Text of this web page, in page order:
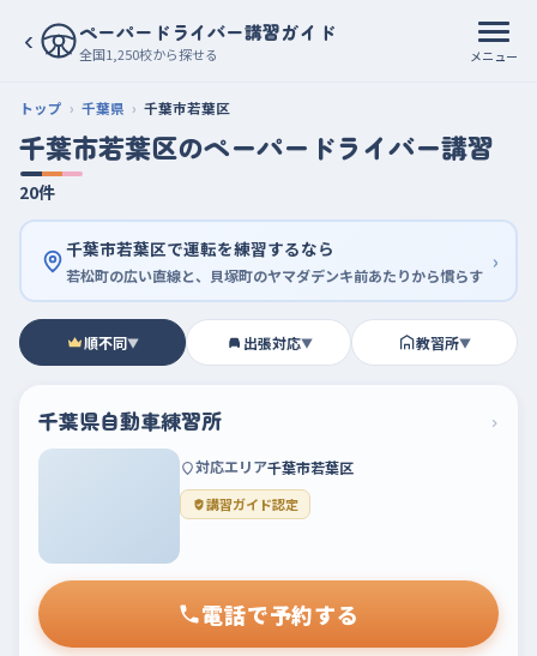
‹ ペーパードライバー講習ガイド
全国1,250校から探せる メニュー
トップ 千葉県 千葉市若葉区
千葉市若葉区のペーパードライバー講習
20件
千葉市若葉区で運転を練習するなら
若松町の広い直線と、貝塚町のヤマダデンキ前あたりから慣らす ›
順不同▼ 出張対応▼ 教習所▼
千葉県自動車練習所 ›
対応エリア千葉市若葉区
講習ガイド認定
電話で予約する